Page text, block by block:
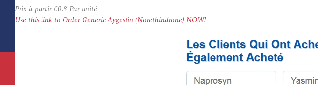
Prix à partir€0.8 Par unité
Use this link to Order Generic Aygestin (Norethindrone) NOW!